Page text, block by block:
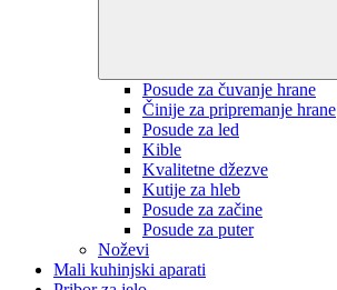
Posude za čuvanje hrane
Činije za pripremanje hrane
Posude za led
Kible
Kvalitetne džezve
Kutije za hleb
Posude za začine
Posude za puter
Noževi
Mali kuhinjski aparati